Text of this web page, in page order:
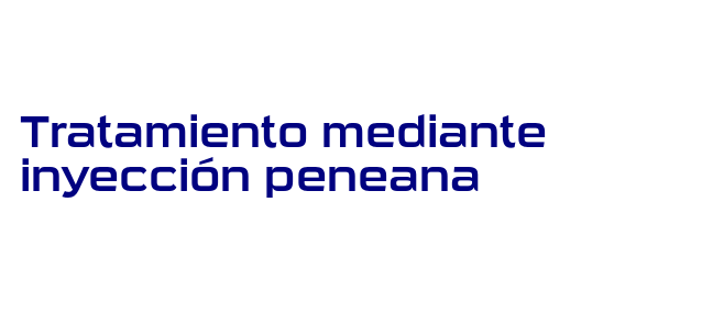
Tratamiento mediante
inyección peneana